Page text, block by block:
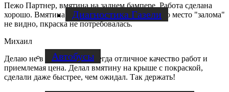
Диагностика Газели
Автобусы
Пежо Партнер, вмятина на заднем бампере. Работа сделана
хорошо. Вмятина вправлена так аккуратно, что место "залома"
не видно, пкраска не потребовалась.
Михаил
Делаю не в первый раз. Всегда отличное качество работ и
приемлемая цена. Делал вмятину на крыше с покраской,
сделали даже быстрее, чем ожидал. Так держать!